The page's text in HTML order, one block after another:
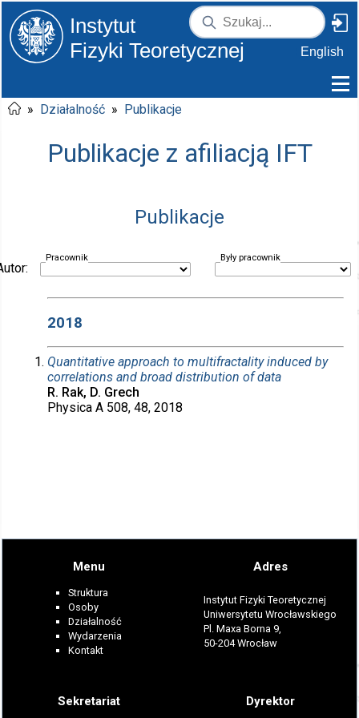
Instytut
Fizyki Teoretycznej
English
» Działalność » Publikacje
Publikacje z afiliacją IFT
Publikacje
Pracownik Były pracownik
2018
Quantitative approach to multifractality induced by
correlations and broad distribution of data
R. Rak, D. Grech
Physica A 508, 48, 2018
Menu
Struktura
Osoby
Działalność
Wydarzenia
Kontakt
Adres
Instytut Fizyki Teoretycznej
Uniwersytetu Wrocławskiego
Pl. Maxa Borna 9,
50-204 Wrocław
Sekretariat Dyrektor